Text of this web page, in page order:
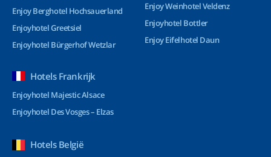
Enjoy Berghotel Hochsauerland
Enjoyhotel Greetsiel
Enjoyhotel Bürgerhof Wetzlar
Enjoy Weinhotel Veldenz
Enjoyhotel Bottler
Enjoy Eifelhotel Daun
Hotels Frankrijk
Enjoyhotel Majestic Alsace
Enjoyhotel Des Vosges – Elzas
Hotels België